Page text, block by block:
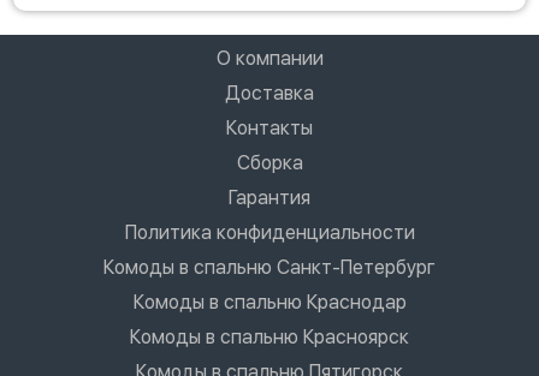
О компании
Доставка
Контакты
Сборка
Гарантия
Политика конфиденциальности
Комоды в спальню Санкт-Петербург
Комоды в спальню Краснодар
Комоды в спальню Красноярск